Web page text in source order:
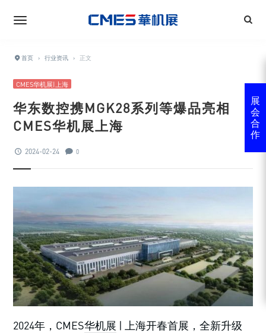
首页 › 行业资讯 › 正文
CMES华机展|上海
华东数控携MGK28系列等爆品亮相
CMES华机展上海
2024-02-24 0
2024年，CMES华机展 | 上海开春首展，全新升级
展
会
合
作